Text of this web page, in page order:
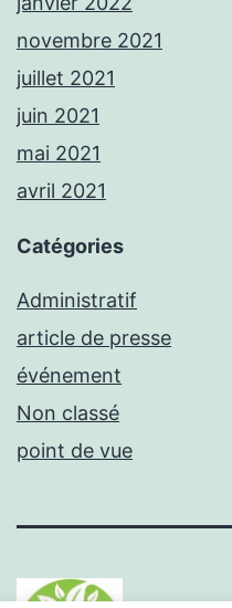
novembre 2021
juillet 2021
juin 2021
mai 2021
avril 2021
Catégories
Administratif
article de presse
événement
Non classé
point de vue